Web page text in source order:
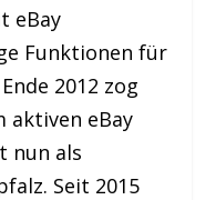
eBay
Funktionen für
2012 zog
aktiven eBay
nun als
Seit 2015